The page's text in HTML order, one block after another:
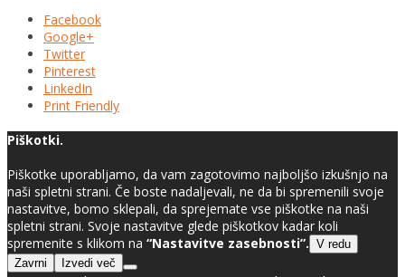
Facebook
Google+
Twitter
Pinterest
LinkedIn
Print Friendly
Piškotki.
Piškotke uporabljamo, da vam zagotovimo najboljšo izkušnjo na
naši spletni strani. Če boste nadaljevali, ne da bi spremenili svoje
nastavitve, bomo sklepali, da sprejemate vse piškotke na naši
spletni strani. Svoje nastavitve glede piškotkov kadar koli
spremenite s klikom na “Nastavitve zasebnosti”. V redu
Zavrni
Izvedi več